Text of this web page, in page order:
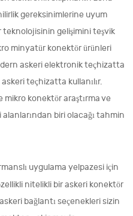
gereksinimlerine uyum
gelişimini teşvik
minyatür konektör ürünleri
askeri elektronik teçhizatta
teçhizatta kullanılır.
konektör araştırma ve
biri olacağı tahmin
uygulama yelpazesi için
nitelikli bir askeri konektör
bağlantı seçenekleri sizin